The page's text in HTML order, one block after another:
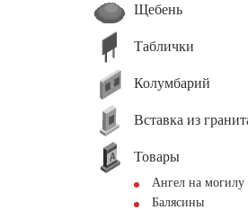
Щебень
Таблички
Колумбарий
Вставка из
Товары
Ангел на могилу
Балясины